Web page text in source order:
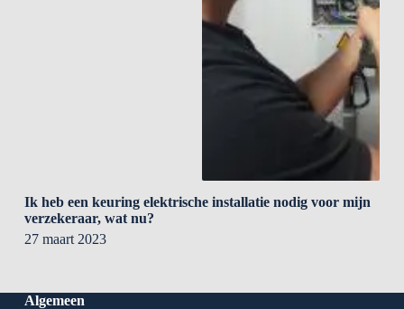
Ik heb een keuring elektrische installatie nodig voor mijn
verzekeraar, wat nu?
27 maart 2023
Algemeen